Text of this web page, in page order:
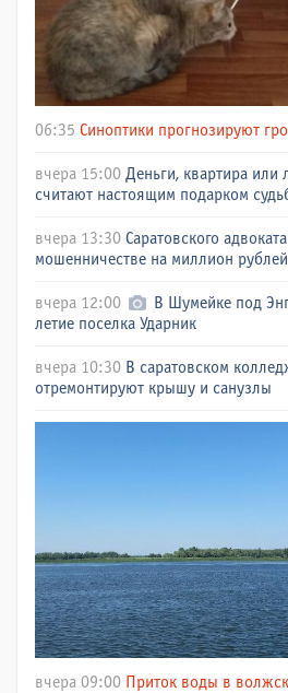
06:35 Синоптики прогнозируют
вчера 15:00 Деньги, квартира или
считают настоящим подарком
вчера 13:30 Саратовского
мошенничестве на миллион рублей
вчера 12:00
В Шумейке под
летие поселка Ударник
вчера 10:30 В саратовском
отремонтируют крышу и санузлы
вчера 09:00 Приток воды в